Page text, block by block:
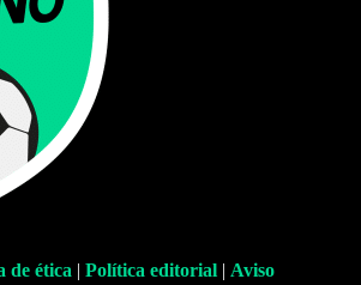
de ética | Política editorial | Aviso